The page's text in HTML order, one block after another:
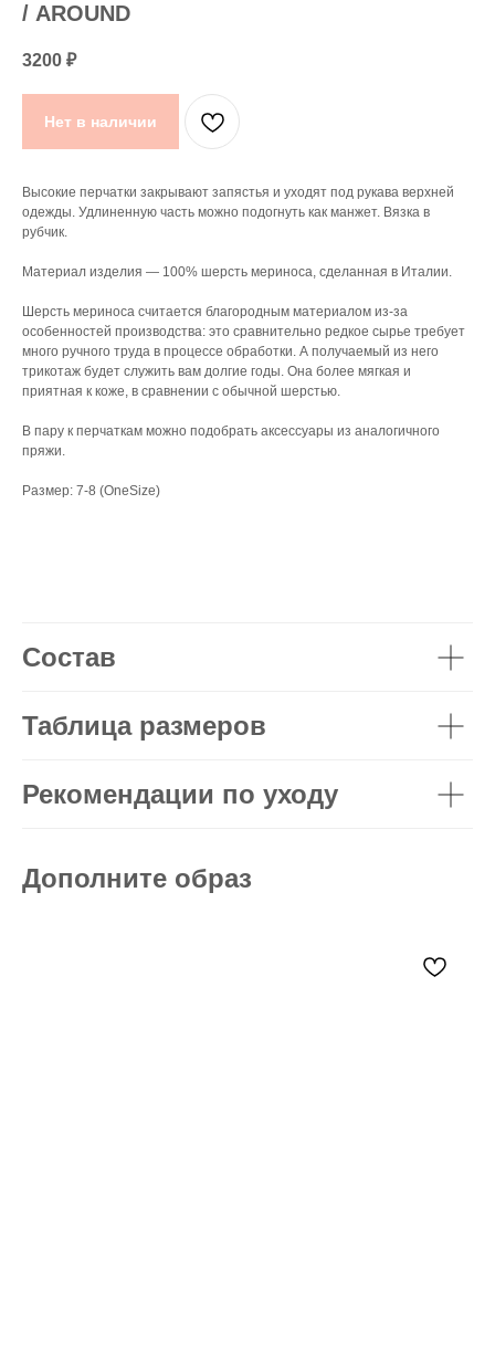
/ AROUND
3200 ₽
Нет в наличии
Высокие перчатки закрывают запястья и уходят под рукава верхней
одежды. Удлиненную часть можно подогнуть как манжет. Вязка в
рубчик.
Материал изделия — 100% шерсть мериноса, сделанная в Италии.
Шерсть мериноса считается благородным материалом из-за
особенностей производства: это сравнительно редкое сырье требует
много ручного труда в процессе обработки. А получаемый из него
трикотаж будет служить вам долгие годы. Она более мягкая и
приятная к коже, в сравнении с обычной шерстью.
В пару к перчаткам можно подобрать аксессуары из аналогичного
пряжи.
Размер: 7-8 (OneSize)
Состав
Таблица размеров
Рекомендации по уходу
Дополните образ